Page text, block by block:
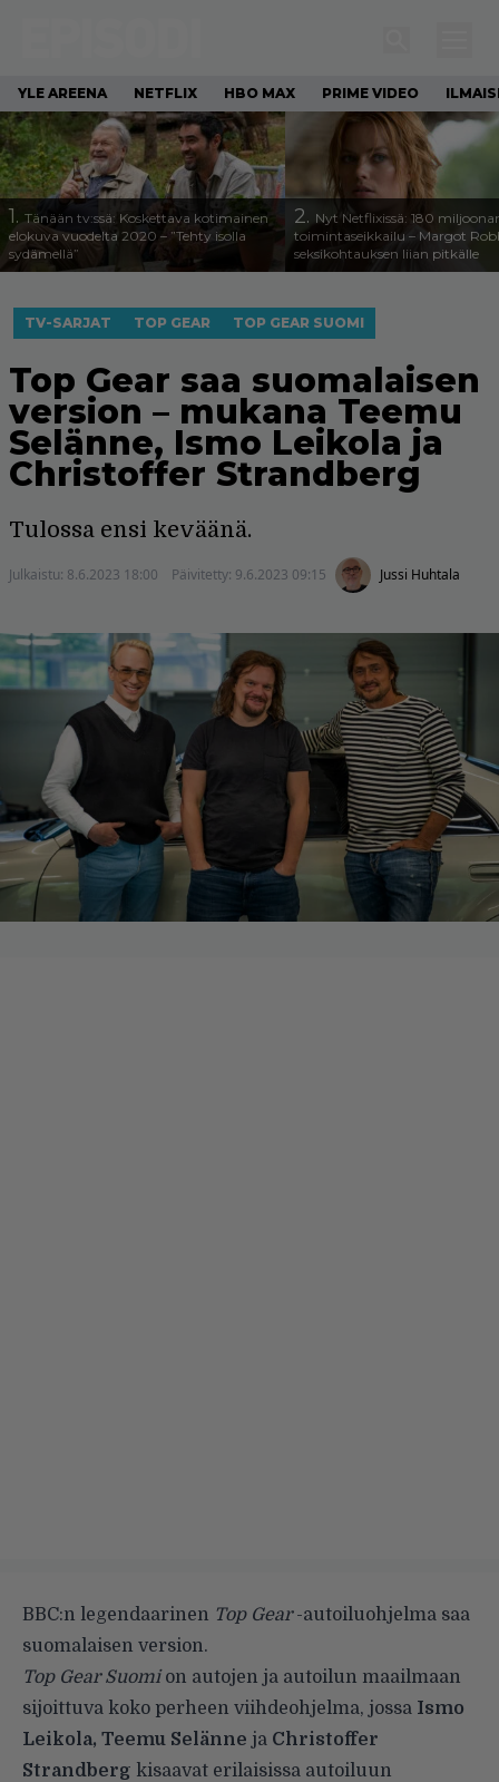
YLE AREENA NETFLIX HBO MAX PRIME VIDEO
1. Tänään tv:ssä: Koskettava kotimainen
elokuva vuodelta 2020 – ”Tehty isolla
sydämellä”
2. Nyt Netflixissä: 180
toimintaseikkailu – Margot
seksikohtauksen liian pitkälle
TV-SARJAT TOP GEAR TOP GEAR SUOMI
Top Gear saa suomalaisen
version – mukana Teemu
Selänne, Ismo Leikola ja
Christoffer Strandberg
Tulossa ensi keväänä.
Julkaistu: 8.6.2023 18:00 Päivitetty: 9.6.2023 09:15 Jussi Huhtala
BBC:n legendaarinen Top Gear-autoiluohjelma saa
suomalaisen version.
Top Gear Suomion autojen ja autoilun maailmaan
sijoittuva koko perheen viihdeohjelma, jossa Ismo
Leikola, Teemu Selänne ja Christoffer
Strandberg kisaavat erilaisissa autoiluun